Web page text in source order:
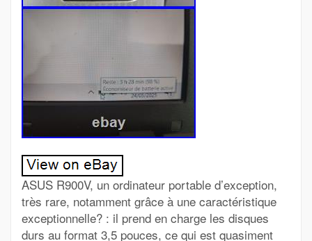
ASUS R900V, un ordinateur portable d’exception,
très rare, notamment grâce à une caractéristique
exceptionnelle? : il prend en charge les disques
durs au format 3,5 pouces, ce qui est quasiment